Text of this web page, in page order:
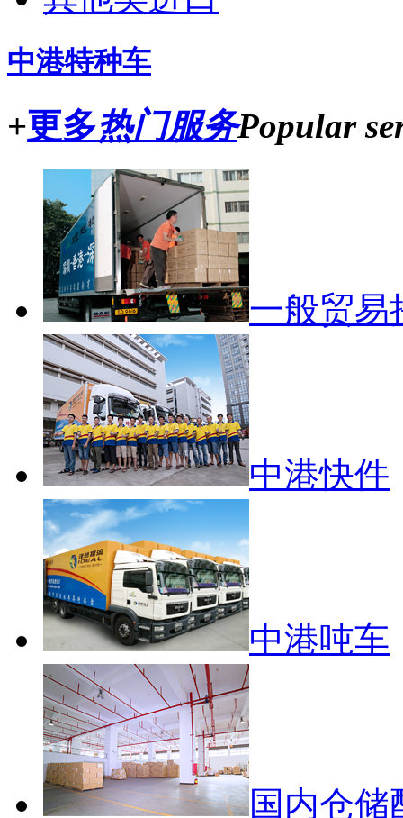
中港特种车
+更多热门服务Popular
一般贸易
中港快件
中港吨车
国内仓储